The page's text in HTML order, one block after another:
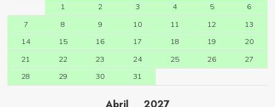
1
2 3 4 5
6
7
8 9 10 11 12
13
14
15 16 17 18 19
20
21
22 23 24 25 26
27
28
29 30 31
Abril 2027